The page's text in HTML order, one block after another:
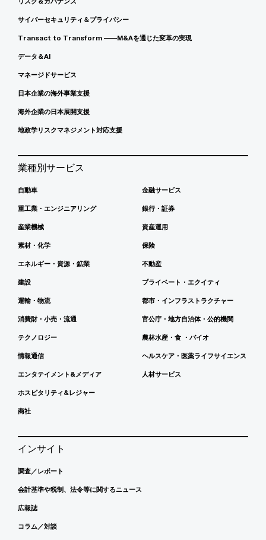
サイバーセキュリティ＆プライバシー
Transact to Transform ――M&Aを通じた変革の実現
データ＆AI
マネージドサービス
日本企業の海外事業支援
海外企業の日本展開支援
地政学リスクマネジメント対応支援
業種別サービス
自動車
重工業・エンジニアリング
産業機械
素材・化学
エネルギー・資源・鉱業
建設
運輸・物流
消費財・小売・流通
テクノロジー
情報通信
エンタテイメント&メディア
ホスピタリティ&レジャー
商社
金融サービス
銀行・証券
資産運用
保険
不動産
プライベート・エクイティ
都市・インフラストラクチャー
官公庁・地方自治体・公的機関
農林水産・食 ・バイオ
ヘルスケア・医薬ライフサイエンス
人材サービス
インサイト
調査／レポート
会計基準や税制、法令等に関するニュース
広報誌
コラム／対談